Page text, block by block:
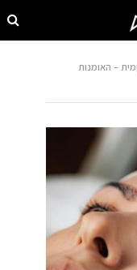
– האומנות